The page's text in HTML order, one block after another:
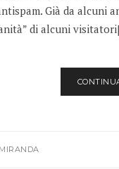
Già da alcuni
di alcuni